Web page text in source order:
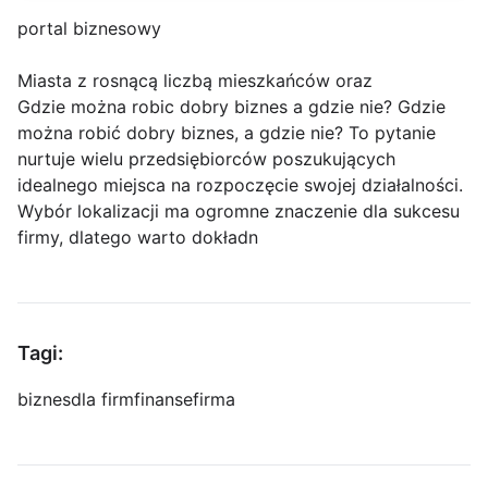
portal biznesowy
Miasta z rosnącą liczbą mieszkańców oraz
Gdzie można robic dobry biznes a gdzie nie? Gdzie
można robić dobry biznes, a gdzie nie? To pytanie
nurtuje wielu przedsiębiorców poszukujących
idealnego miejsca na rozpoczęcie swojej działalności.
Wybór lokalizacji ma ogromne znaczenie dla sukcesu
firmy, dlatego warto dokładn
Tagi:
biznesdla firmfinansefirma